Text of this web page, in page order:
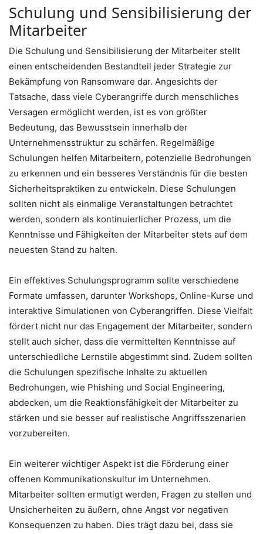
Schulung und Sensibilisierung der
Mitarbeiter
Die Schulung und Sensibilisierung der Mitarbeiter stellt
einen entscheidenden Bestandteil jeder Strategie zur
Bekämpfung von Ransomware dar. Angesichts der
Tatsache, dass viele Cyberangriffe durch menschliches
Versagen ermöglicht werden, ist es von größter
Bedeutung, das Bewusstsein innerhalb der
Unternehmensstruktur zu schärfen. Regelmäßige
Schulungen helfen Mitarbeitern, potenzielle Bedrohungen
zu erkennen und ein besseres Verständnis für die besten
Sicherheitspraktiken zu entwickeln. Diese Schulungen
sollten nicht als einmalige Veranstaltungen betrachtet
werden, sondern als kontinuierlicher Prozess, um die
Kenntnisse und Fähigkeiten der Mitarbeiter stets auf dem
neuesten Stand zu halten.
Ein effektives Schulungsprogramm sollte verschiedene
Formate umfassen, darunter Workshops, Online-Kurse und
interaktive Simulationen von Cyberangriffen. Diese Vielfalt
fördert nicht nur das Engagement der Mitarbeiter, sondern
stellt auch sicher, dass die vermittelten Kenntnisse auf
unterschiedliche Lernstile abgestimmt sind. Zudem sollten
die Schulungen spezifische Inhalte zu aktuellen
Bedrohungen, wie Phishing und Social Engineering,
abdecken, um die Reaktionsfähigkeit der Mitarbeiter zu
stärken und sie besser auf realistische Angriffsszenarien
vorzubereiten.
Ein weiterer wichtiger Aspekt ist die Förderung einer
offenen Kommunikationskultur im Unternehmen.
Mitarbeiter sollten ermutigt werden, Fragen zu stellen und
Unsicherheiten zu äußern, ohne Angst vor negativen
Konsequenzen zu haben. Dies trägt dazu bei, dass sie